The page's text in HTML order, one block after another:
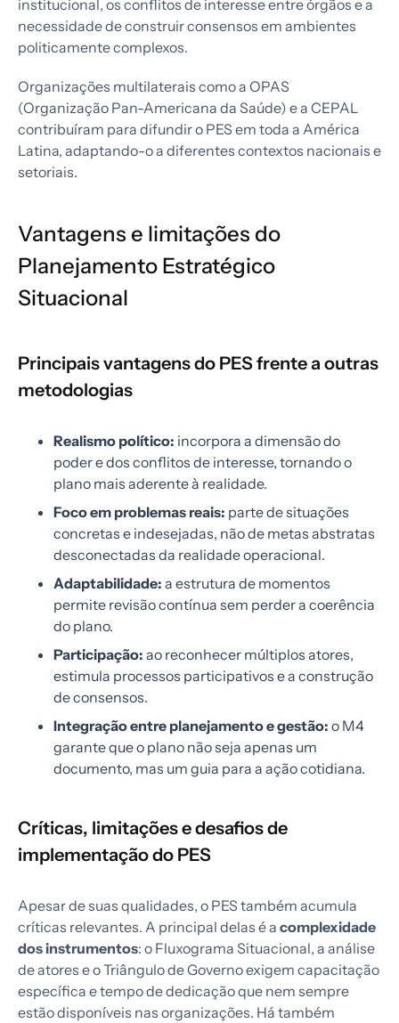
institucional, os conflitos de interesse entre órgãos e a
necessidade de construir consensos em ambientes
politicamente complexos.
Organizações multilaterais como a OPAS
(Organização Pan-Americana da Saúde) e a CEPAL
contribuíram para difundir o PES em toda a América
Latina, adaptando-o a diferentes contextos nacionais e
setoriais.
Vantagens e limitações do
Planejamento Estratégico
Situacional
Principais vantagens do PES frente a outras
metodologias
Realismo político: incorpora a dimensão do
poder e dos conflitos de interesse, tornando o
plano mais aderente à realidade.
Foco em problemas reais: parte de situações
concretas e indesejadas, não de metas abstratas
desconectadas da realidade operacional.
Adaptabilidade: a estrutura de momentos
permite revisão contínua sem perder a coerência
do plano.
Participação: ao reconhecer múltiplos atores,
estimula processos participativos e a construção
de consensos.
Integração entre planejamento e gestão: o M4
garante que o plano não seja apenas um
documento, mas um guia para a ação cotidiana.
Críticas, limitações e desafios de
implementação do PES
Apesar de suas qualidades, o PES também acumula
críticas relevantes. A principal delas é a complexidade
dos instrumentos: o Fluxograma Situacional, a análise
de atores e o Triângulo de Governo exigem capacitação
específica e tempo de dedicação que nem sempre
estão disponíveis nas organizações. Há também